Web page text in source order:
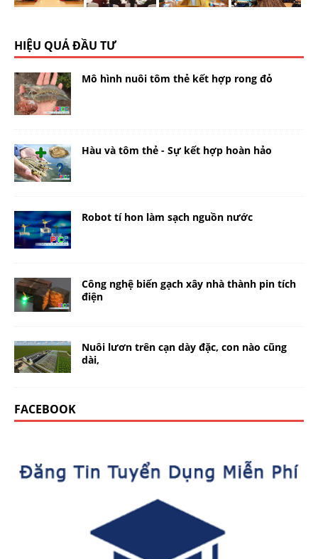
HIỆU QUẢ ĐẦU TƯ
Mô hình nuôi tôm thẻ kết hợp rong đỏ
Hàu và tôm thẻ - Sự kết hợp hoàn hảo
Robot tí hon làm sạch nguồn nước
Công nghệ biến gạch xây nhà thành pin tích
điện
Nuôi lươn trên cạn dày đặc, con nào cũng
dài,
FACEBOOK